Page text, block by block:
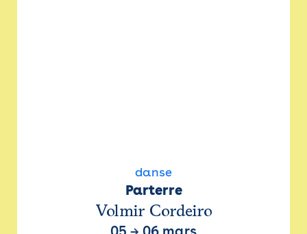
danse
Parterre
Volmir Cordeiro